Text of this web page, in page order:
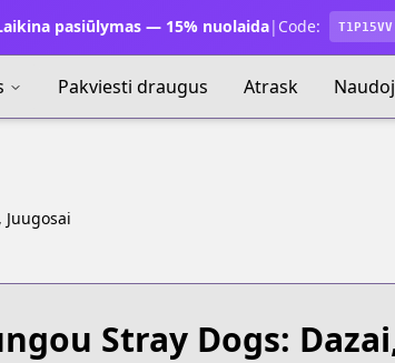
pasiūlymas — 15% nuolaida| Code: T1P15VV
Pakviesti draugus Atrask
Juugosai
Stray Dogs: